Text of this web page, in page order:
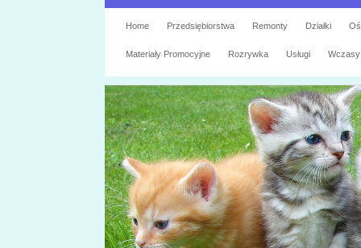
Home Przedsiębiorstwa Remonty Działki
Materiały Promocyjne Rozrywka Usługi Wczasy